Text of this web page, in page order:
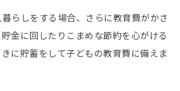
らしをする場合、さらに教育費がかさ
金に回したりこまめな節約を心がける
に貯蓄をして子どもの教育費に備えま